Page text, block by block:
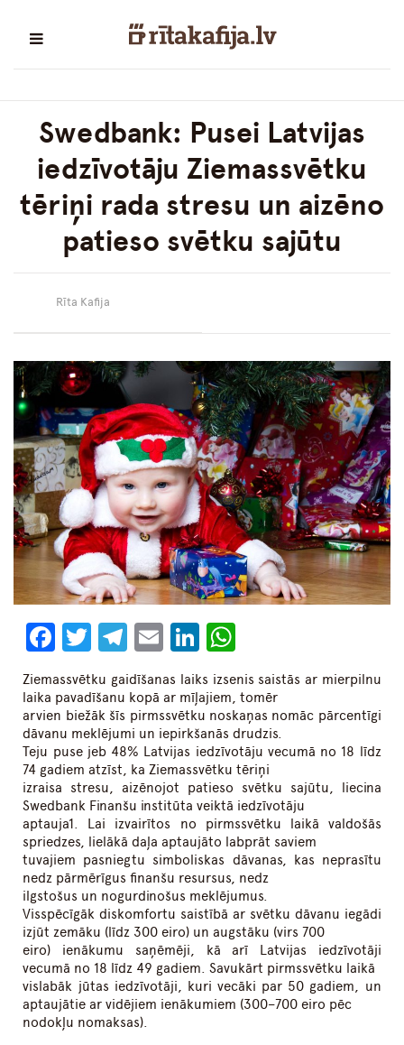
Swedbank: Pusei Latvijas
iedzīvotāju Ziemassvētku
tēriņi rada stresu un aizēno
patieso svētku sajūtu
Rīta Kafija
Facebook
Twitter
Telegram
EmailLinkedIn
Ziemassvētku gaidīšanas laiks izsenis saistās ar mierpilnu
laika pavadīšanu kopā ar mīļajiem, tomēr
arvien biežāk šīs pirmssvētku noskaņas nomāc pārcentīgi
dāvanu meklējumi un iepirkšanās drudzis.
Teju puse jeb 48% Latvijas iedzīvotāju vecumā no 18 līdz
74 gadiem atzīst, ka Ziemassvētku tēriņi
izraisa stresu, aizēnojot patieso svētku sajūtu, liecina
Swedbank Finanšu institūta veiktā iedzīvotāju
aptauja1. Lai izvairītos no pirmssvētku laikā valdošās
spriedzes, lielākā daļa aptaujāto labprāt saviem
tuvajiem pasniegtu simboliskas dāvanas, kas neprasītu
nedz pārmērīgus finanšu resursus, nedz
ilgstošus un nogurdinošus meklējumus.
Visspēcīgāk diskomfortu saistībā ar svētku dāvanu iegādi
izjūt zemāku (līdz 300 eiro) un augstāku (virs 700
eiro) ienākumu saņēmēji, kā arī Latvijas iedzīvotāji
vecumā no 18 līdz 49 gadiem. Savukārt pirmssvētku laikā
vislabāk jūtas iedzīvotāji, kuri vecāki par 50 gadiem, un
aptaujātie ar vidējiem ienākumiem (300–700 eiro pēc
nodokļu nomaksas).